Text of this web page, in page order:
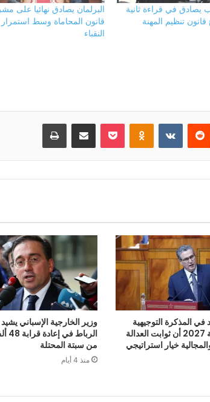
يصادق في قراءة ثانية
تنظيم المهنة
البرلمان يصادق نهائيا على
قانون المحاماة وسط
النقباء
Odnoklassniki
بوكيت مشاركة عبر البريد طباعة
المذكرة التوجيهية
حول ميزانية 2027 أن ثوابت العدالة
خيار استراتيجي
وزير الخارجية الإسباني يشيد
من سبتة المحتلة
منذ 4 أيام